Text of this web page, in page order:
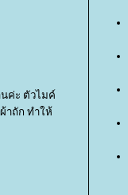
ค่ะ ตัวไมค์
าถัก ทำให้